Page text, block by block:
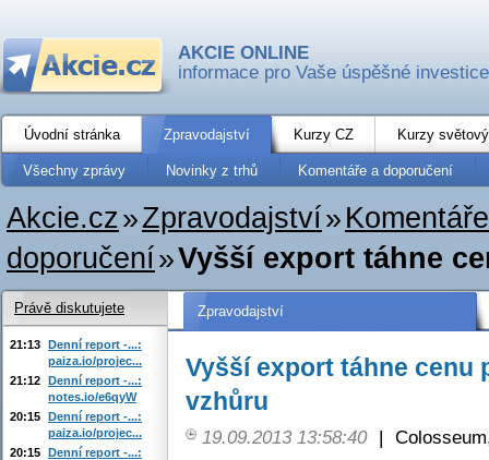
AKCIE ONLINE
informace pro Vaše úspěšné investice
Úvodní stránka Zpravodajství Kurzy CZ Kurzy
Všechny zprávy Novinky z trhů Komentáře a doporučení
Akcie.cz»Zpravodajství»
doporučení»Vyšší export táhne
Zpravodajství
Vyšší export táhne cenu
vzhůru
19.09.2013 13:58:40 |
Právě diskutujete
21:13 Denní report -...:
paiza.io/projec...
21:12 Denní report -...:
notes.io/e6qyW
20:15 Denní report -...:
paiza.io/projec...
20:15 Denní report -...: